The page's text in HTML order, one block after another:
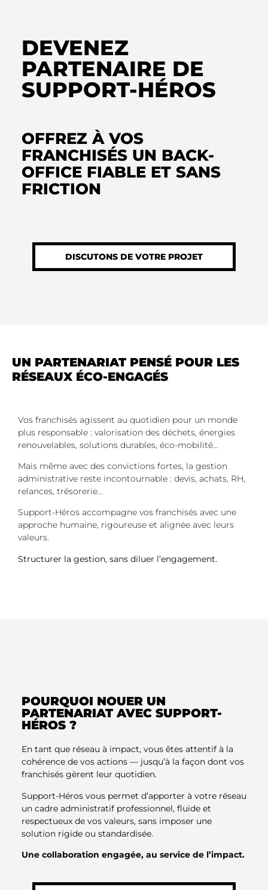
DEVENEZ
PARTENAIRE DE
SUPPORT-HÉROS
OFFREZ À VOS
FRANCHISÉS UN BACK-
OFFICE FIABLE ET SANS
FRICTION
DISCUTONS DE VOTRE PROJET
UN PARTENARIAT PENSÉ POUR LES
RÉSEAUX ÉCO-ENGAGÉS
Vos franchisés agissent au quotidien pour un monde
plus responsable : valorisation des déchets, énergies
renouvelables, solutions durables, éco-mobilité…
Mais même avec des convictions fortes, la gestion
administrative reste incontournable : devis, achats, RH,
relances, trésorerie…
Support-Héros accompagne vos franchisés avec une
approche humaine, rigoureuse et alignée avec leurs
valeurs.
Structurer la gestion, sans diluer l’engagement.
POURQUOI NOUER UN
PARTENARIAT AVEC SUPPORT-
HÉROS ?
En tant que réseau à impact, vous êtes attentif à la
cohérence de vos actions — jusqu’à la façon dont vos
franchisés gèrent leur quotidien.
Support-Héros vous permet d’apporter à votre réseau
un cadre administratif professionnel, fluide et
respectueux de vos valeurs, sans imposer une
solution rigide ou standardisée.
Une collaboration engagée, au service de l’impact.